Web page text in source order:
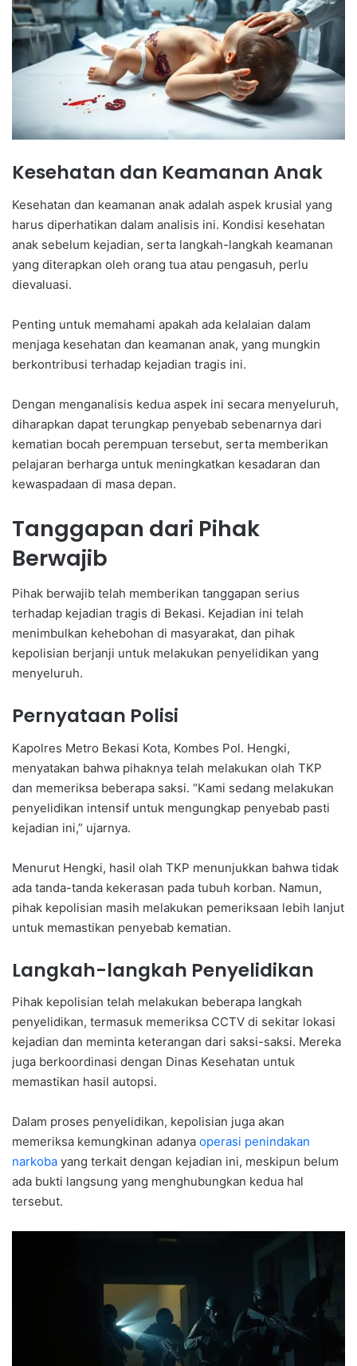
Kesehatan dan Keamanan Anak
Kesehatan dan keamanan anak adalah aspek krusial yang
harus diperhatikan dalam analisis ini. Kondisi kesehatan
anak sebelum kejadian, serta langkah-langkah keamanan
yang diterapkan oleh orang tua atau pengasuh, perlu
dievaluasi.
Penting untuk memahami apakah ada kelalaian dalam
menjaga kesehatan dan keamanan anak, yang mungkin
berkontribusi terhadap kejadian tragis ini.
Dengan menganalisis kedua aspek ini secara menyeluruh,
diharapkan dapat terungkap penyebab sebenarnya dari
kematian bocah perempuan tersebut, serta memberikan
pelajaran berharga untuk meningkatkan kesadaran dan
kewaspadaan di masa depan.
Tanggapan dari Pihak
Berwajib
Pihak berwajib telah memberikan tanggapan serius
terhadap kejadian tragis di Bekasi. Kejadian ini telah
menimbulkan kehebohan di masyarakat, dan pihak
kepolisian berjanji untuk melakukan penyelidikan yang
menyeluruh.
Pernyataan Polisi
Kapolres Metro Bekasi Kota, Kombes Pol. Hengki,
menyatakan bahwa pihaknya telah melakukan olah TKP
dan memeriksa beberapa saksi. “Kami sedang melakukan
penyelidikan intensif untuk mengungkap penyebab pasti
kejadian ini,” ujarnya.
Menurut Hengki, hasil olah TKP menunjukkan bahwa tidak
ada tanda-tanda kekerasan pada tubuh korban. Namun,
pihak kepolisian masih melakukan pemeriksaan lebih lanjut
untuk memastikan penyebab kematian.
Langkah-langkah Penyelidikan
Pihak kepolisian telah melakukan beberapa langkah
penyelidikan, termasuk memeriksa CCTV di sekitar lokasi
kejadian dan meminta keterangan dari saksi-saksi. Mereka
juga berkoordinasi dengan Dinas Kesehatan untuk
memastikan hasil autopsi.
Dalam proses penyelidikan, kepolisian juga akan
memeriksa kemungkinan adanya operasi penindakan
narkoba yang terkait dengan kejadian ini, meskipun belum
ada bukti langsung yang menghubungkan kedua hal
tersebut.